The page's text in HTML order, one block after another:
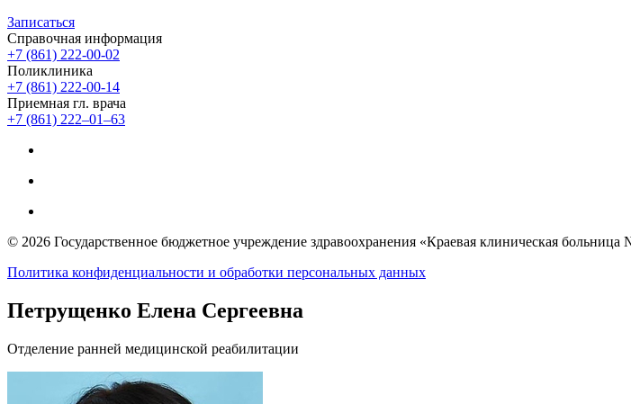
Записаться
Справочная информация
+7 (861) 222-00-02
Поликлиника
+7 (861) 222-00-14
Приемная гл. врача
+7 (861) 222‒01‒63
© 2026 Государственное бюджетное учреждение здравоохранения «Краевая клиническая больница
Политика конфиденциальности и обработки персональных данных
Петрущенко Елена Сергеевна
Отделение ранней медицинской реабилитации